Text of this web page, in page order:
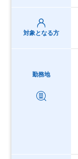
対象となる方
勤務地